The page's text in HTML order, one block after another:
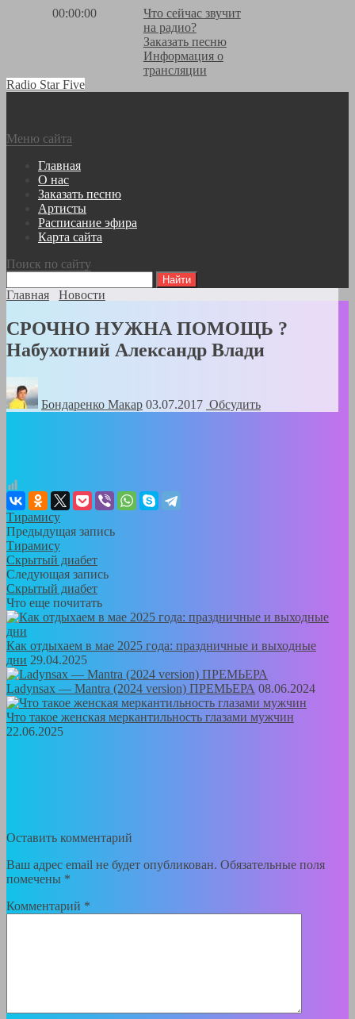
00:00:00
Что сейчас звучит
на радио?
Заказать песню
Информация о
трансляции
Radio Star Five
Меню сайта
Главная
О нас
Заказать песню
Артисты
Расписание эфира
Карта сайта
Поиск по сайту
Главная Новости
СРОЧНО НУЖНА ПОМОЩЬ ?
Набухотний Александр Влади
Бондаренко Mакар 03.07.2017 Обсудить
Тирамису
Предыдущая запись
Тирамису
Скрытый диабет
Следующая запись
Скрытый диабет
Что еще почитать
Как отдыхаем в мае 2025 года: праздничные и выходные
дни 29.04.2025
Ladynsax — Mantra (2024 version) ПРЕМЬЕРА 08.06.2024
Что такое женская меркантильность глазами мужчин
22.06.2025
Оставить комментарий
Ваш адрес email не будет опубликован. Обязательные поля
помечены *
Комментарий *